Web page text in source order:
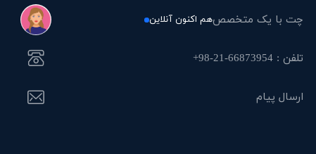
چت با یک متخصصهم اکنون آنلاین
تلفن : 66873954-21-98+
ارسال پیام